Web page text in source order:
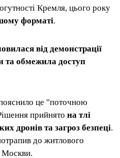
Кремля, цього року
форматі.
від демонстрації
та обмежила доступ
це "поточною
прийнято на тлі
дронів та загроз безпеці.
до житлового
Москви.